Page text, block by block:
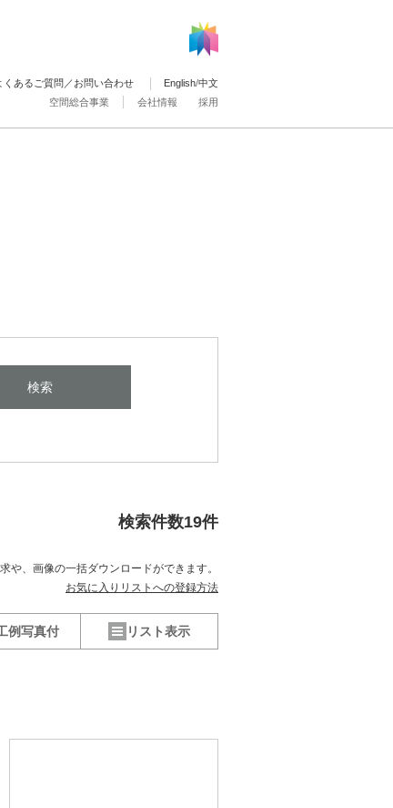
空間総合事業 会社情報 採用
くあるご質問／お問い合わせ English/中文
検索
検索件数19件
や、 画像の一括ダウンロードができます。
お気に入りリストへの登録方法
例写真付 リスト表示